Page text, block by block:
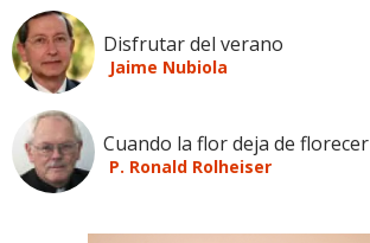
Disfrutar del verano
Jaime Nubiola
Cuando la flor deja de florecer
P. Ronald Rolheiser